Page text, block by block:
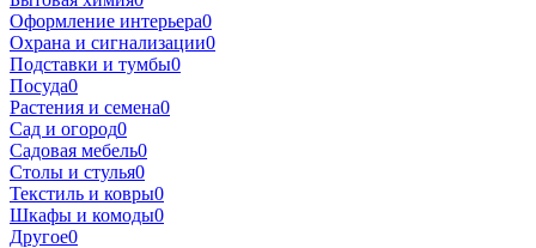
Оформление интерьера0
Охрана и сигнализации0
Подставки и тумбы0
Посуда0
Растения и семена0
Сад и огород0
Садовая мебель0
Столы и стулья0
Текстиль и ковры0
Шкафы и комоды0
Другое0